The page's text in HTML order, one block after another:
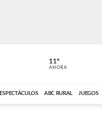
ABC CARDINAL
11º
AHORA
ESPECTÁCULOS ABC RURAL JUEGOS